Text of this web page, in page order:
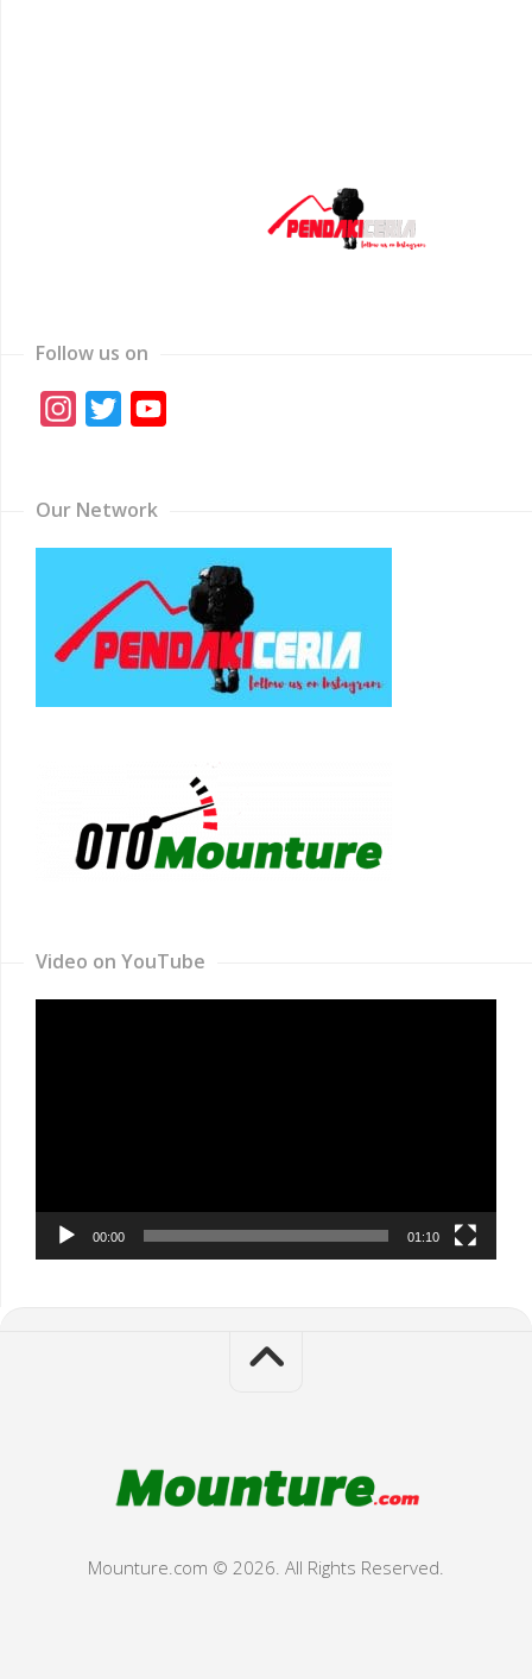
Follow us on
Instagram
Twitter
Our Network
Video on YouTube
00:00 01:10
Mounture.com © 2026. All Rights Reserved.